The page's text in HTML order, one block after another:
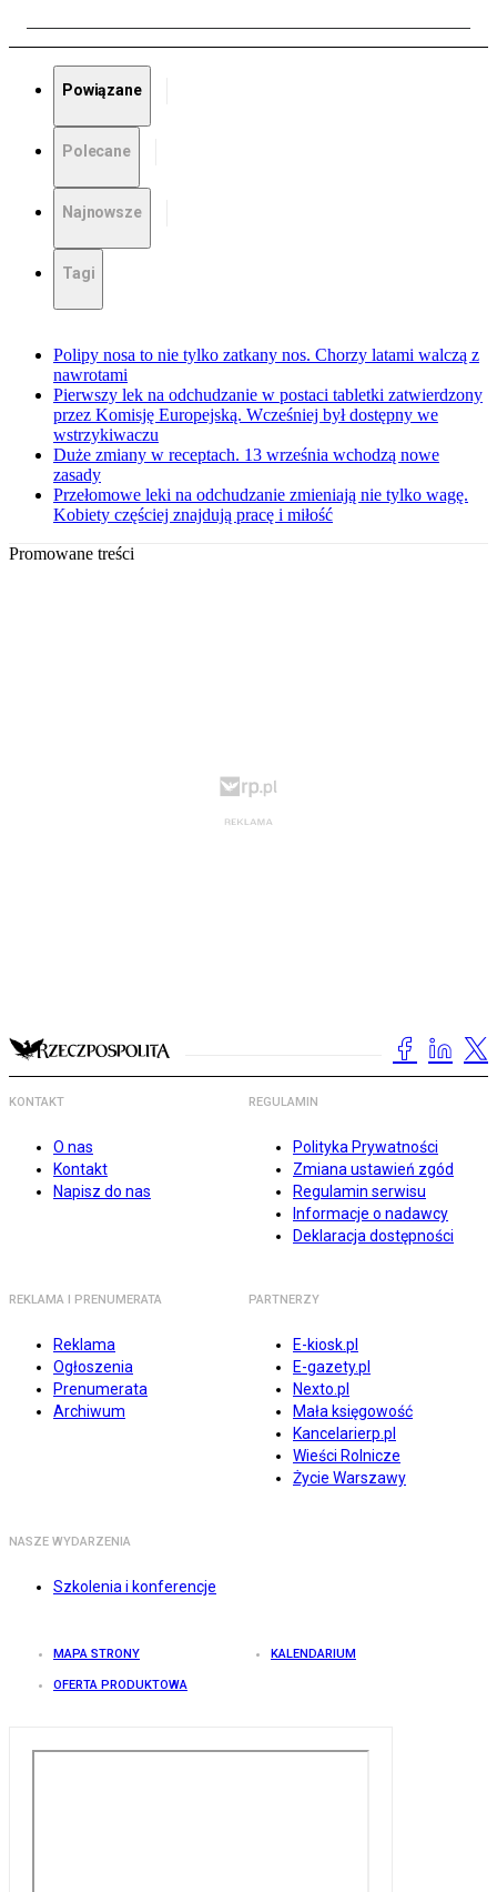
Powiązane
Polecane
Najnowsze
Tagi
Polipy nosa to nie tylko zatkany nos. Chorzy latami walczą z
nawrotami
Pierwszy lek na odchudzanie w postaci tabletki zatwierdzony
przez Komisję Europejską. Wcześniej był dostępny we
wstrzykiwaczu
Duże zmiany w receptach. 13 września wchodzą nowe
zasady
Przełomowe leki na odchudzanie zmieniają nie tylko wagę.
Kobiety częściej znajdują pracę i miłość
Promowane treści
KONTAKT
O nas
Kontakt
Napisz do nas
REGULAMIN
Polityka Prywatności
Zmiana ustawień zgód
Regulamin serwisu
Informacje o nadawcy
Deklaracja dostępności
REKLAMA I PRENUMERATA
Reklama
Ogłoszenia
Prenumerata
Archiwum
PARTNERZY
E-kiosk.pl
E-gazety.pl
Nexto.pl
Mała księgowość
Kancelarierp.pl
Wieści Rolnicze
Życie Warszawy
NASZE WYDARZENIA
Szkolenia i konferencje
MAPA STRONY KALENDARIUM
OFERTA PRODUKTOWA